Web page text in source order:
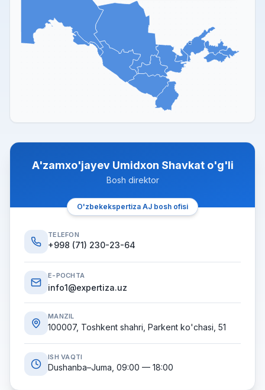
A'zamxo'jayev Umidxon Shavkat o'g'li
Bosh direktor
O'zbekekspertiza AJ bosh ofisi
TELEFON
+998 (71) 230-23-64
E-POCHTA
info1@expertiza.uz
MANZIL
100007, Toshkent shahri, Parkent ko'chasi, 51
ISH VAQTI
Dushanba–Juma, 09:00 — 18:00